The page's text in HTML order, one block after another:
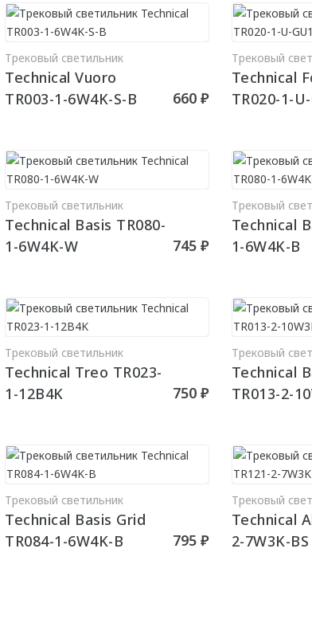
Трековый светильник
Technical Vuoro
TR003-1-6W4K-S-B
660 ₽
Трековый
Technical
TR020-1-
Трековый светильник
Technical Basis TR080-
1-6W4K-W
745 ₽
Трековый
Technical
1-6W4K-B
Трековый светильник
Technical Treo TR023-
1-12B4K
750 ₽
Трековый
Technical
TR013-2-
Трековый светильник
Technical Basis Grid
TR084-1-6W4K-B
795 ₽
Трековый
Technical
2-7W3K-BS